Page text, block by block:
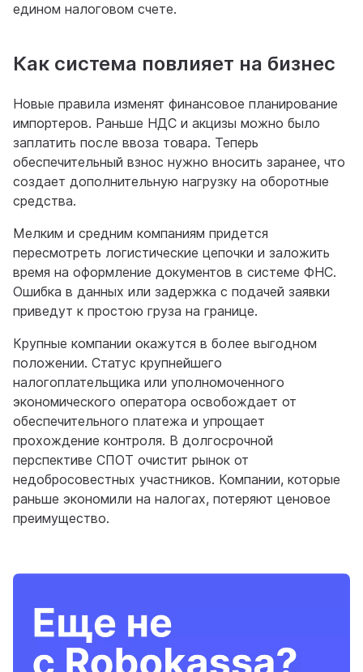
едином налоговом счете.
Как система повлияет на бизнес
Новые правила изменят финансовое планирование
импортеров. Раньше НДС и акцизы можно было
заплатить после ввоза товара. Теперь
обеспечительный взнос нужно вносить заранее, что
создает дополнительную нагрузку на оборотные
средства.
Мелким и средним компаниям придется
пересмотреть логистические цепочки и заложить
время на оформление документов в системе ФНС.
Ошибка в данных или задержка с подачей заявки
приведут к простою груза на границе.
Крупные компании окажутся в более выгодном
положении. Статус крупнейшего
налогоплательщика или уполномоченного
экономического оператора освобождает от
обеспечительного платежа и упрощает
прохождение контроля. В долгосрочной
перспективе СПОТ очистит рынок от
недобросовестных участников. Компании, которые
раньше экономили на налогах, потеряют ценовое
преимущество.